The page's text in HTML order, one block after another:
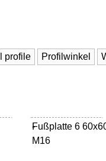
profile Profilwinkel
Fußplatte 6
M16
-